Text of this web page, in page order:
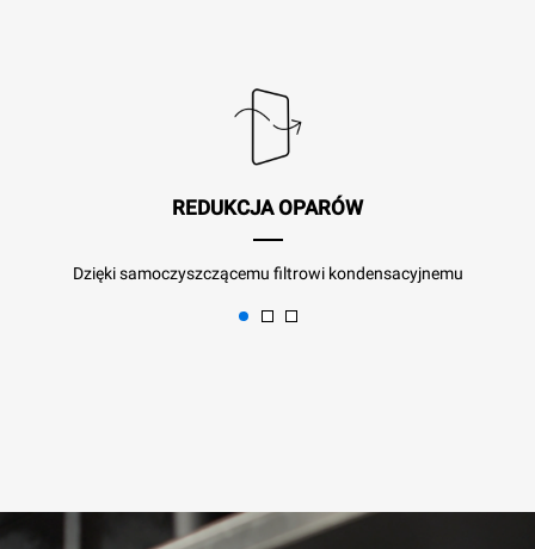
REDUKCJA OPARÓW
Dzięki samoczyszczącemu filtrowi kondensacyjnemu